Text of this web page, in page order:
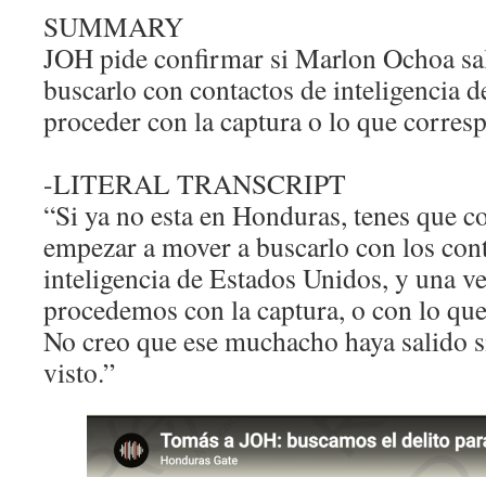
SUMMARY
JOH pide confirmar si Marlon Ochoa
buscarlo con contactos de inteligencia
proceder con la captura o lo que
-LITERAL TRANSCRIPT
“Si ya no esta en Honduras, tenes que
empezar a mover a buscarlo con los
inteligencia de Estados Unidos, y una
procedemos con la captura, o con lo
No creo que ese muchacho haya salido
visto.”